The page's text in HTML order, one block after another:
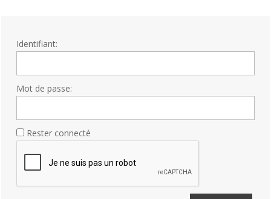
Identifiant:
Mot de passe:
Rester connecté